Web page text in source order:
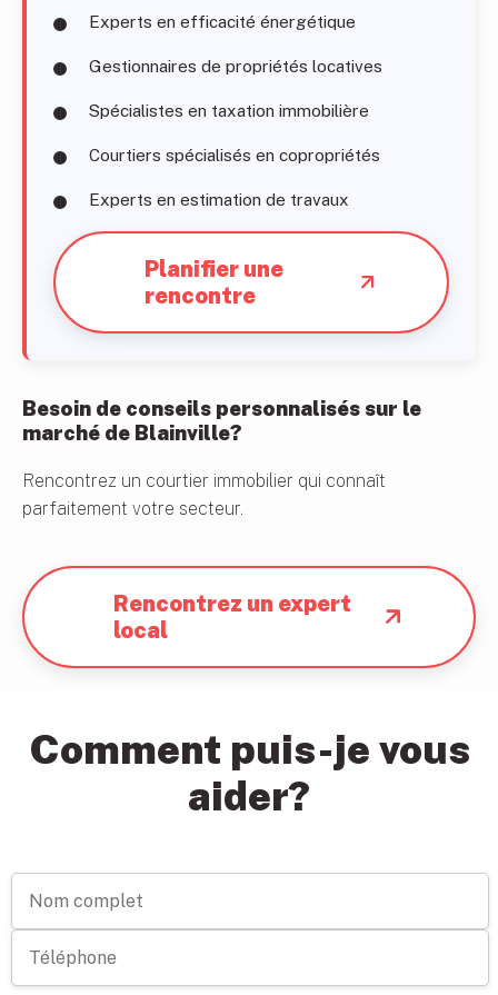
Experts en efficacité énergétique
Gestionnaires de propriétés locatives
Spécialistes en taxation immobilière
Courtiers spécialisés en copropriétés
Experts en estimation de travaux
Planifier une
rencontre
Besoin de conseils personnalisés sur le
marché de Blainville?
Rencontrez un courtier immobilier qui connaît
parfaitement votre secteur.
Rencontrez un expert
local
Comment puis-je vous
aider?